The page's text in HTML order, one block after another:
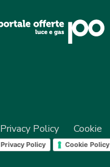
Privacy Policy Cookie
Privacy Policy Cookie Policy